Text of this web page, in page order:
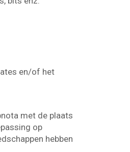
en/of het
met de plaats
op
hebben